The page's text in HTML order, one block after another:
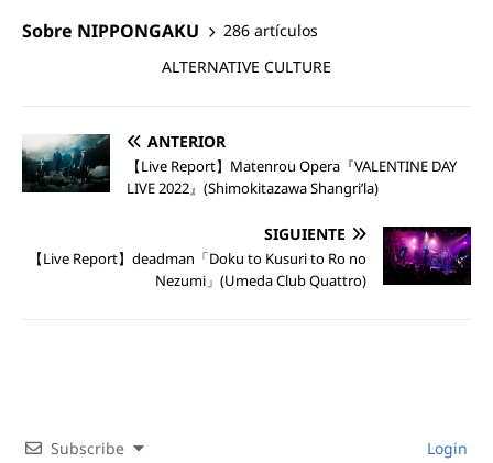
Sobre NIPPONGAKU
286 artículos
ALTERNATIVE CULTURE
ANTERIOR
【Live Report】Matenrou Opera『VALENTINE DAY
LIVE 2022』(Shimokitazawa Shangri’la)
SIGUIENTE
【Live Report】deadman「Doku to Kusuri to Ro no
Nezumi」(Umeda Club Quattro)
Subscribe Login